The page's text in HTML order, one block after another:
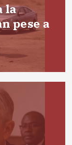
la
pese a